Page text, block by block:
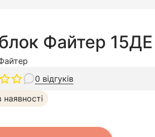
Файтер 15ДЕ
0 відгуків